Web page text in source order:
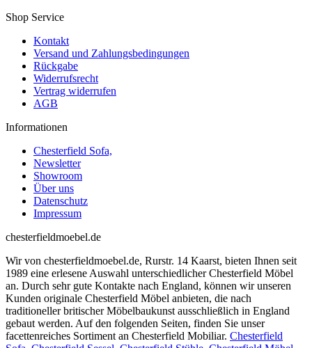
Shop Service
Kontakt
Versand und Zahlungsbedingungen
Rückgabe
Widerrufsrecht
Vertrag widerrufen
AGB
Informationen
Chesterfield Sofa,
Newsletter
Showroom
Über uns
Datenschutz
Impressum
chesterfieldmoebel.de
Wir von chesterfieldmoebel.de, Rurstr. 14 Kaarst, bieten Ihnen seit
1989 eine erlesene Auswahl unterschiedlicher Chesterfield Möbel
an. Durch sehr gute Kontakte nach England, können wir unseren
Kunden originale Chesterfield Möbel anbieten, die nach
traditioneller britischer Möbelbaukunst ausschließlich in England
gebaut werden. Auf den folgenden Seiten, finden Sie unser
facettenreiches Sortiment an Chesterfield Mobiliar. Chesterfield